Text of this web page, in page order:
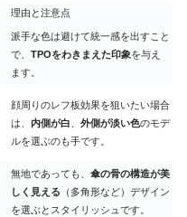
理由と注意点
派手な色は避けて統一感を出すこと
で、 TPOをわきまえた印象を与え
ます。
顔周りのレフ板効果を狙いたい場合
は、 内側が白 外側が淡い色のモデ
ルを選ぶのも手です。
無地であっても、 傘の骨の構造が美
しく見える （多角形など）デザイン
を選ぶとスタイリッシュです。